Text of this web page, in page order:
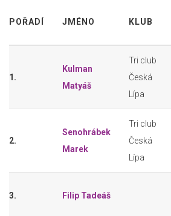
POŘADÍ JMÉNO KLUB
1.
Kulman
Matyáš
Tri club
Česká
Lípa
2.
Senohrábek
Marek
Tri club
Česká
Lípa
3. Filip Tadeáš